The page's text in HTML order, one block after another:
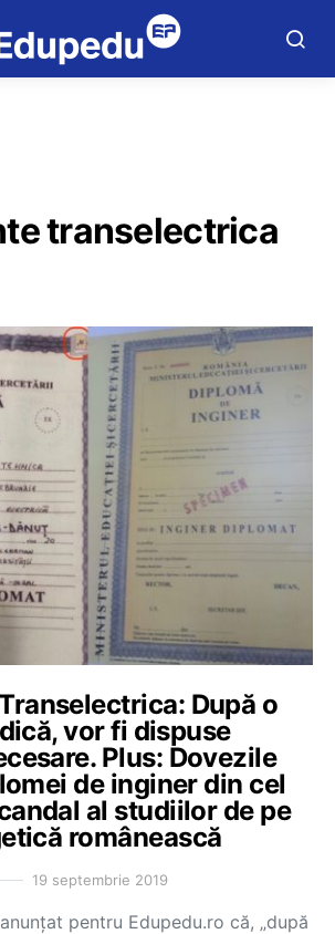
transelectrica
După o
vor fi dispuse
Plus: Dovezile
de inginer din cel
al studiilor de pe
românească
19 septembrie 2019
pentru Edupedu.ro că, „după